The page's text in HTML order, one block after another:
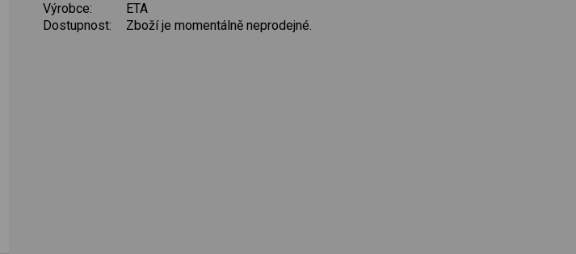
Výrobce:
ETA
Dostupnost:
Zboží je momentálně neprodejné.